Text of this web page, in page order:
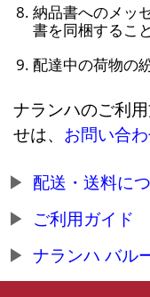
納品書へのメッ
書を同梱するこ
配達中の荷物の
ナランハのご利
せは、 お問い合
配送・送料に
ご利用ガイド
ナランハ バル